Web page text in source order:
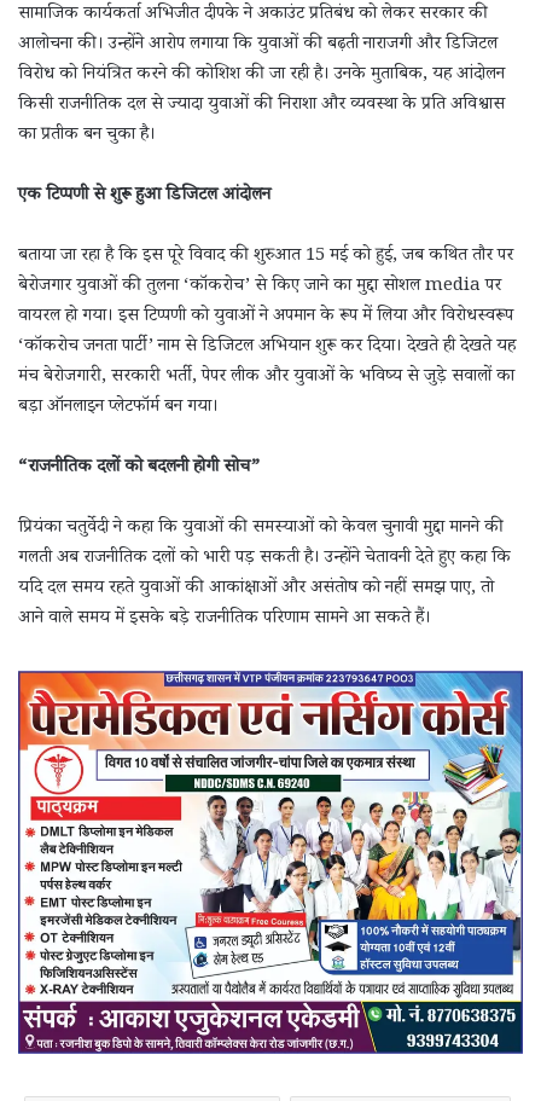
सामाजिक कार्यकर्ता अभिजीत दीपके ने अकाउंट प्रतिबंध को लेकर सरकार की
आलोचना की। उन्होंने आरोप लगाया कि युवाओं की बढ़ती नाराजगी और डिजिटल
विरोध को नियंत्रित करने की कोशिश की जा रही है। उनके मुताबिक, यह आंदोलन
किसी राजनीतिक दल से ज्यादा युवाओं की निराशा और व्यवस्था के प्रति अविश्वास
का प्रतीक बन चुका है।
एक टिप्पणी से शुरू हुआ डिजिटल आंदोलन
बताया जा रहा है कि इस पूरे विवाद की शुरुआत 15 मई को हुई, जब कथित तौर पर
बेरोजगार युवाओं की तुलना ‘कॉकरोच’ से किए जाने का मुद्दा सोशल media पर
वायरल हो गया। इस टिप्पणी को युवाओं ने अपमान के रूप में लिया और विरोधस्वरूप
‘कॉकरोच जनता पार्टी’ नाम से डिजिटल अभियान शुरू कर दिया। देखते ही देखते यह
मंच बेरोजगारी, सरकारी भर्ती, पेपर लीक और युवाओं के भविष्य से जुड़े सवालों का
बड़ा ऑनलाइन प्लेटफॉर्म बन गया।
“राजनीतिक दलों को बदलनी होगी सोच”
प्रियंका चतुर्वेदी ने कहा कि युवाओं की समस्याओं को केवल चुनावी मुद्दा मानने की
गलती अब राजनीतिक दलों को भारी पड़ सकती है। उन्होंने चेतावनी देते हुए कहा कि
यदि दल समय रहते युवाओं की आकांक्षाओं और असंतोष को नहीं समझ पाए, तो
आने वाले समय में इसके बड़े राजनीतिक परिणाम सामने आ सकते हैं।